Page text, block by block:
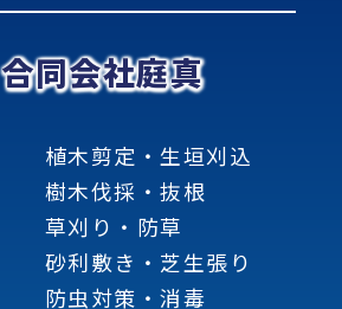
合同会社庭真
植木剪定・生垣刈込
樹木伐採・抜根
草刈り・防草
砂利敷き・芝生張り
防虫対策・消毒